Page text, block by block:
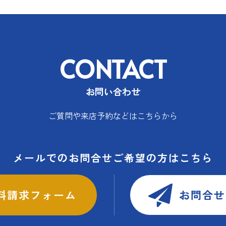
CONTACT
お問い合わせ
ご質問や来店予約などはこちらから
メールでのお問合せご希望の方はこちら
請求フォーム お問合